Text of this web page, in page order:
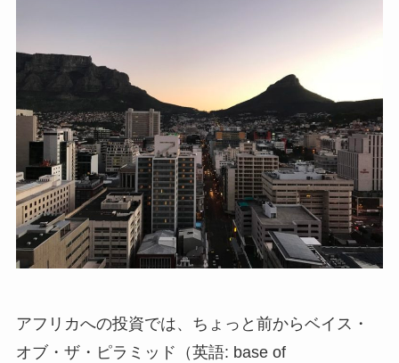
アフリカへの投資では、ちょっと前からベイス・
オブ・ザ・ピラミッド（英語: base of